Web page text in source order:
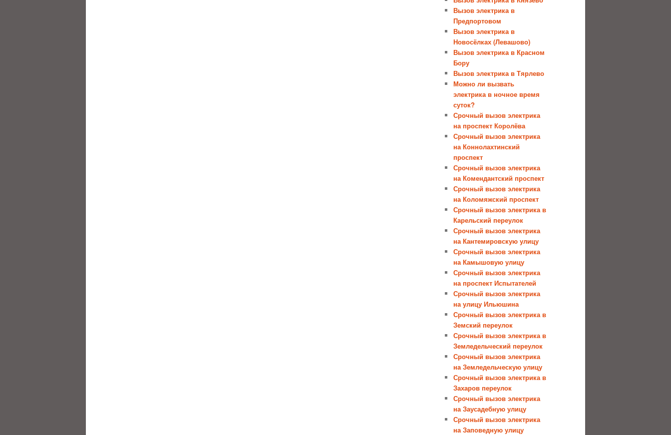
Вызов электрика в
Предпортовом
Вызов электрика в
Новосёлках (Левашово)
Вызов электрика в Красном
Бору
Вызов электрика в Тярлево
Можно ли вызвать
электрика в ночное время
суток?
Срочный вызов электрика
на проспект Королёва
Срочный вызов электрика
на Коннолахтинский
проспект
Срочный вызов электрика
на Комендантский проспект
Срочный вызов электрика
на Коломяжский проспект
Срочный вызов электрика в
Карельский переулок
Срочный вызов электрика
на Кантемировскую улицу
Срочный вызов электрика
на Камышовую улицу
Срочный вызов электрика
на проспект Испытателей
Срочный вызов электрика
на улицу Ильюшина
Срочный вызов электрика в
Земский переулок
Срочный вызов электрика в
Земледельческий переулок
Срочный вызов электрика
на Земледельческую улицу
Срочный вызов электрика в
Захаров переулок
Срочный вызов электрика
на Заусадебную улицу
Срочный вызов электрика
на Заповедную улицу